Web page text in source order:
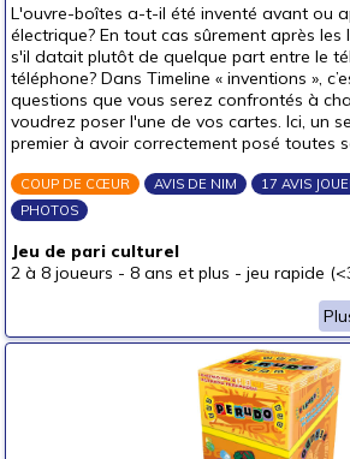
L'ouvre-boîtes a-t-il été inventé avant ou
électrique? En tout cas sûrement après les
s'il datait plutôt de quelque part entre le
téléphone? Dans Timeline « inventions »,
questions que vous serez confrontés à
voudrez poser l'une de vos cartes. Ici, un
premier à avoir correctement posé toutes
COUP DE CŒUR AVIS DE NIM
17 AVIS
PHOTOS
Jeu de pari culturel
2 à 8 joueurs - 8 ans et plus - jeu rapide